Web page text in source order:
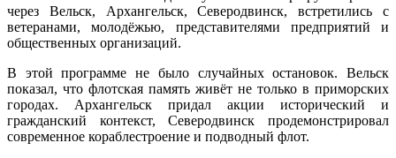
через Вельск, Архангельск, Северодвинск, встретились с
ветеранами, молодёжью, представителями предприятий и
общественных организаций.
В этой программе не было случайных остановок. Вельск
показал, что флотская память живёт не только в приморских
городах. Архангельск придал акции исторический и
гражданский контекст, Северодвинск продемонстрировал
современное кораблестроение и подводный флот.